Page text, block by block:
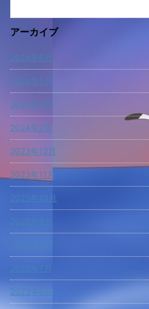
アーカイブ
2024年6月
2024年5月
2024年4月
2024年2月
2023年12月
2023年11月
2023年10月
2023年6月